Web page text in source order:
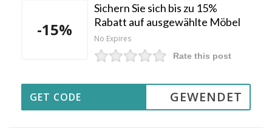
-15%
Sichern Sie sich bis zu 15%
Rabatt auf ausgewählte Möbel
No Expires
Rate this post
GEWENDET
GET CODE